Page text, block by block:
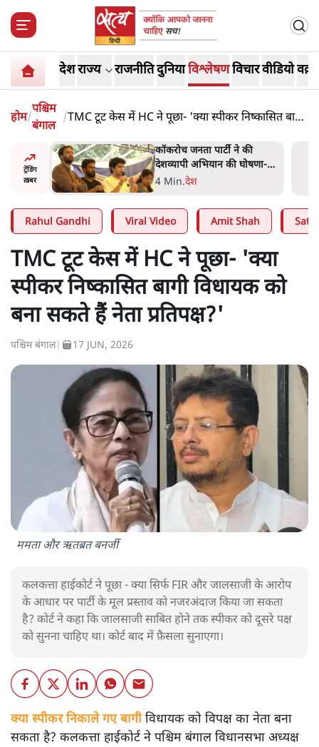
देशराज्य राजनीतिदुनियाविश्लेषणविचारवीडियो
होम/
पश्चिम
बंगाल
/TMC टूट केस में HC ने पूछा- 'क्या स्पीकर निष्कासित बागी
ट्रेंडिंग
ख़बर
BJP और मोदी ‘गॉडफादर’ भागवत
की Gen Z पर सलाह मानेंः
अभिजीत दिपके
5 Min.देश
Rahul Gandhi Viral Video Amit Shah
TMC टूट केस में HC ने पूछा- 'क्या
स्पीकर निष्कासित बागी विधायक को
बना सकते हैं नेता प्रतिपक्ष?'
पश्चिम बंगाल| 17 JUN, 2026
ममता और ऋतब्रत बनर्जी
कलकत्ता हाईकोर्ट ने पूछा - क्या सिर्फ FIR और जालसाजी के आरोप
के आधार पर पार्टी के मूल प्रस्ताव को नजरअंदाज किया जा सकता
है? कोर्ट ने कहा कि जालसाजी साबित होने तक स्पीकर को दूसरे पक्ष
को सुनना चाहिए था। कोर्ट बाद में फ़ैसला सुनाएगा।
क्या स्पीकर निकाले गए बागीविधायक को विपक्ष का नेता बना
सकता है? कलकत्ता हाईकोर्ट ने पश्चिम बंगाल विधानसभा अध्यक्ष